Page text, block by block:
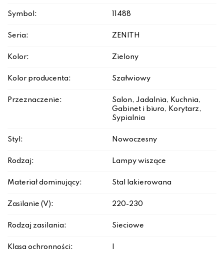
Symbol: 11488
Seria: ZENITH
Kolor: Zielony
Kolor producenta: Szałwiowy
Przeznaczenie:
Salon, Jadalnia, Kuchnia,
Gabinet i biuro, Korytarz,
Sypialnia
Styl: Nowoczesny
Rodzaj: Lampy wiszące
Materiał dominujący: Stal lakierowana
Zasilanie (V): 220-230
Rodzaj zasilania: Sieciowe
Klasa ochronności: